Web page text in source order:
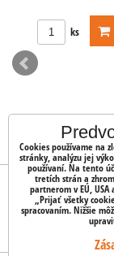
ks
Stav objednávky
Cookies používame na
stránky, analýzu jej
používaní. Na tento
tretích strán a
partnerom v EÚ,
„Prijať všetky
spracovaním. Nižšie